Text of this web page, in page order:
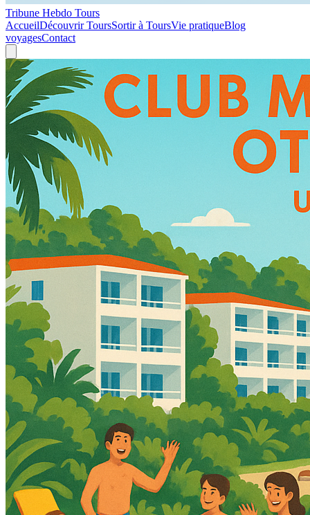
Tribune Hebdo Tours
AccueilDécouvrir ToursSortir à ToursVie pratiqueBlog
voyagesContact